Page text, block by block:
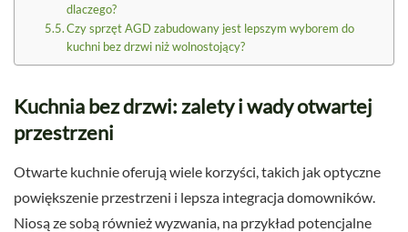
dlaczego?
Czy sprzęt AGD zabudowany jest lepszym wyborem do
kuchni bez drzwi niż wolnostojący?
Kuchnia bez drzwi: zalety i wady otwartej
przestrzeni
Otwarte kuchnie oferują wiele korzyści, takich jak optyczne
powiększenie przestrzeni i lepsza integracja domowników.
Niosą ze sobą również wyzwania, na przykład potencjalne